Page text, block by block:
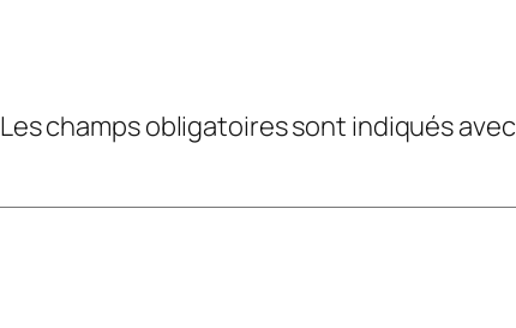
Les champs obligatoires sont indiqués avec